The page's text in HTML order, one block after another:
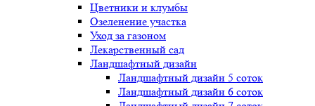
Цветники и клумбы
Озеленение участка
Уход за газоном
Лекарственный сад
Ландшафтный дизайн
Ландшафтный дизайн 5 соток
Ландшафтный дизайн 6 соток